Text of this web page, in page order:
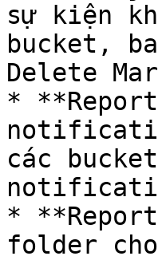
sự kiện
bucket,
Delete
*
các
*
folder